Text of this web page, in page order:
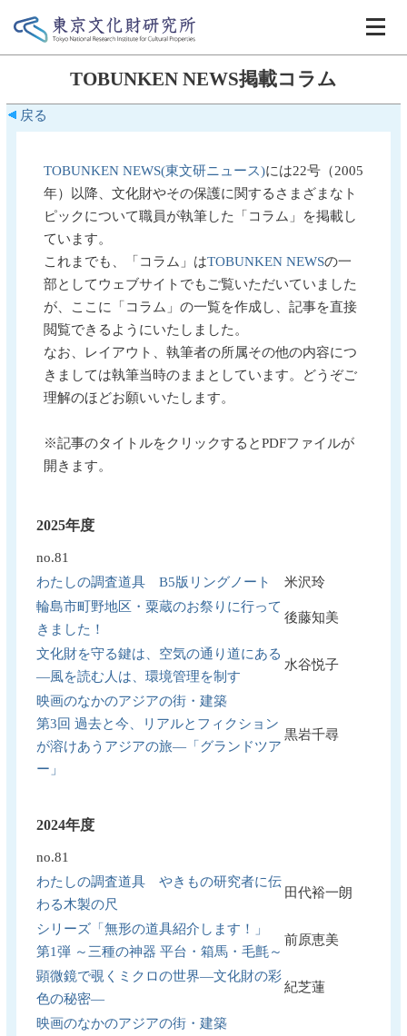
TOBUNKEN NEWS掲載コラム
戻る
TOBUNKEN NEWS(東文研ニュース)には22号（2005
年）以降、文化財やその保護に関するさまざまなト
ピックについて職員が執筆した「コラム」を掲載し
ています。
これまでも、「コラム」はTOBUNKEN NEWSの一
部としてウェブサイトでもご覧いただいていました
が、ここに「コラム」の一覧を作成し、記事を直接
閲覧できるようにいたしました。
なお、レイアウト、執筆者の所属その他の内容につ
きましては執筆当時のままとしています。どうぞご
理解のほどお願いいたします。
※記事のタイトルをクリックするとPDFファイルが
開きます。
2025年度
no.81
わたしの調査道具 B5版リングノート
米沢玲
輪島市町野地区・粟蔵のお祭りに行って
きました！
後藤知美
文化財を守る鍵は、空気の通り道にある
―風を読む人は、環境管理を制す
水谷悦子
映画のなかのアジアの街・建築
第3回 過去と今、リアルとフィクション
が溶けあうアジアの旅―「グランドツア
ー」
黒岩千尋
2024年度
no.81
わたしの調査道具 やきもの研究者に伝
わる木製の尺
田代裕一朗
シリーズ「無形の道具紹介します！」
第1弾 ～三種の神器 平台・箱馬・毛氈～
前原恵美
顕微鏡で覗くミクロの世界―文化財の彩
色の秘密―
紀芝蓮
映画のなかのアジアの街・建築